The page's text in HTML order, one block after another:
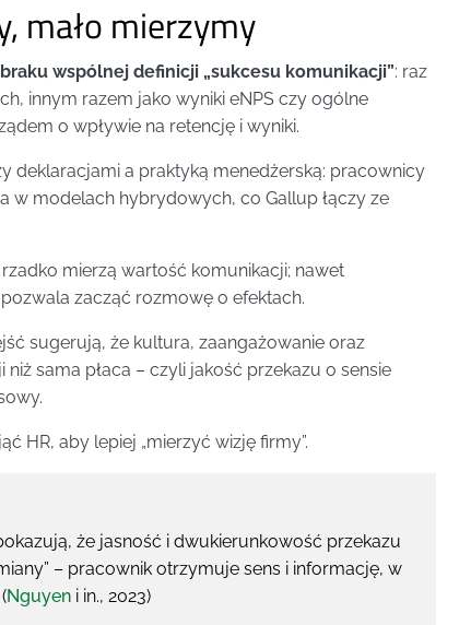
mało mierzymy
wspólnej definicji „sukcesu komunikacji”: raz
innym razem jako wyniki eNPS czy ogólne
o wpływie na retencję i wyniki.
deklaracjami a praktyką menedżerską: pracownicy
w modelach hybrydowych, co Gallup łączy ze
mierzą wartość komunikacji; nawet
zacząć rozmowę o efektach.
sugerują, że kultura, zaangażowanie oraz
sama płaca – czyli jakość przekazu o sensie
HR, aby lepiej „mierzyć wizję firmy”.
że jasność i dwukierunkowość przekazu
– pracownik otrzymuje sens i informację, w
Nguyen i in., 2023)